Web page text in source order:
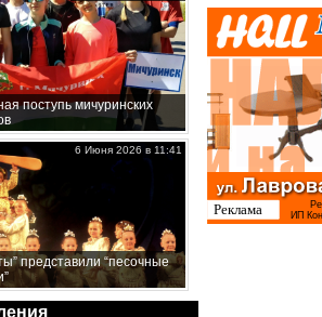
поступь мичуринских
представили “песочные
6 Июня 2026 в 11:41